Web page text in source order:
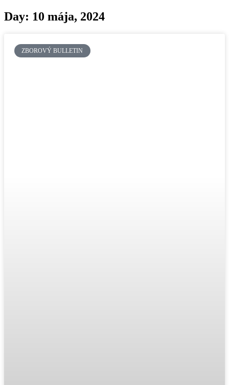
Day: 10 mája, 2024
ZBOROVÝ BULLETIN